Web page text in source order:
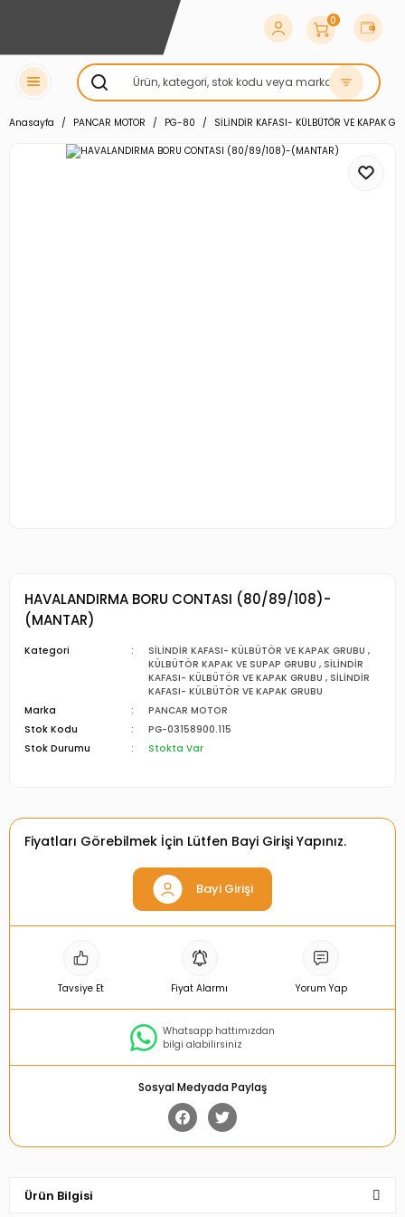
0
Anasayfa PANCAR MOTOR PG-80 SİLİNDİR KAFASI- KÜLBÜTÖR VE KAPAK
HAVALANDIRMA BORU CONTASI (80/89/108)-
(MANTAR)
Kategori SİLİNDİR KAFASI- KÜLBÜTÖR VE KAPAK GRUBU ,
KÜLBÜTÖR KAPAK VE SUPAP GRUBU , SİLİNDİR
KAFASI- KÜLBÜTÖR VE KAPAK GRUBU , SİLİNDİR
KAFASI- KÜLBÜTÖR VE KAPAK GRUBU
Marka
PANCAR MOTOR
Stok Kodu
PG-03158900.115
Stok Durumu
Stokta Var
Fiyatları Görebilmek İçin Lütfen Bayi Girişi Yapınız.
Bayi Girişi
Tavsiye Et Fiyat Alarmı Yorum Yap
Whatsapp hattımızdan
bilgi alabilirsiniz
Sosyal Medyada Paylaş
Ürün Bilgisi